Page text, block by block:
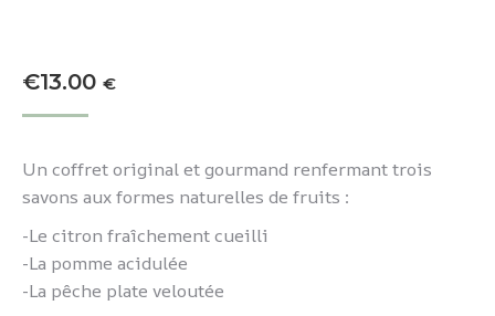
€13.00 €
Un coffret original et gourmand renfermant trois
savons aux formes naturelles de fruits :
-Le citron fraîchement cueilli
-La pomme acidulée
-La pêche plate veloutée